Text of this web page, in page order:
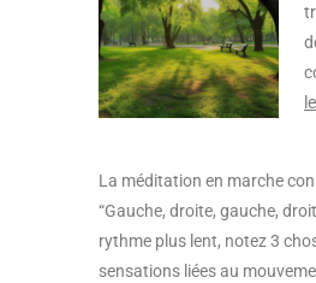
La méditation en marche
“Gauche, droite, gauche,
rythme plus lent, notez 3
sensations liées au